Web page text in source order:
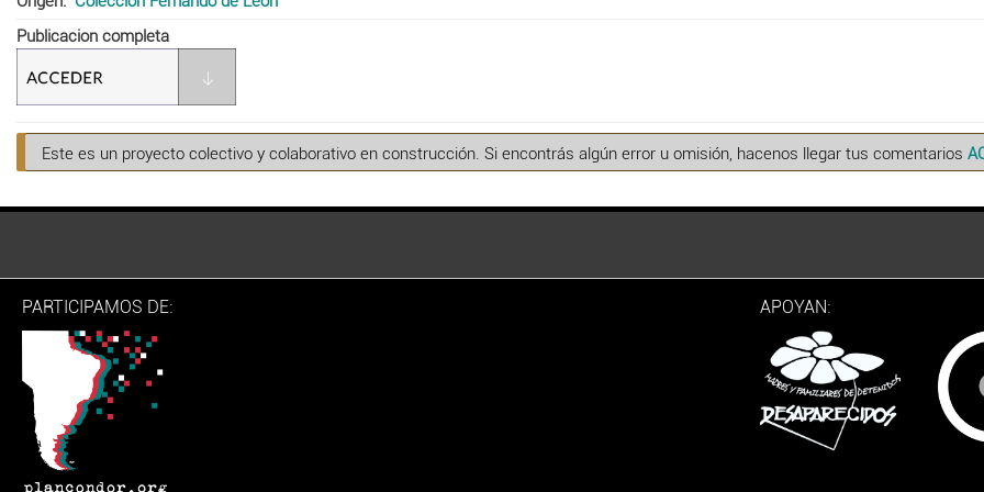
Publicacion completa
Este es un proyecto colectivo y colaborativo en construcción. Si encontrás algún error u omisión, hacenos llegar tus comentarios
PARTICIPAMOS DE: APOYAN: